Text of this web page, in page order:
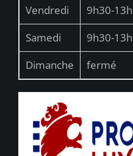
Vendredi
9h30-
Samedi
9h30-
Dimanche
fermé